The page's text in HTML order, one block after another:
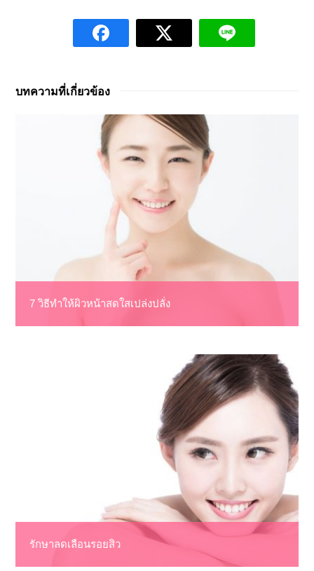
บทความที่เกี่ยวข้อง
7 วิธีทำให้ผิวหน้าสดใสเปล่งปลั่ง
รักษาลดเลือนรอยสิว